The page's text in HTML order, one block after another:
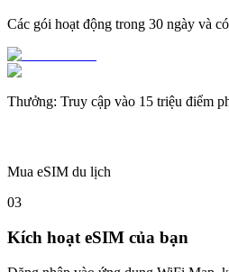
Các gói hoạt động trong 30 ngày và
Thưởng: Truy cập vào 15 triệu điểm
Mua eSIM du lịch
03
Kích hoạt eSIM của bạn